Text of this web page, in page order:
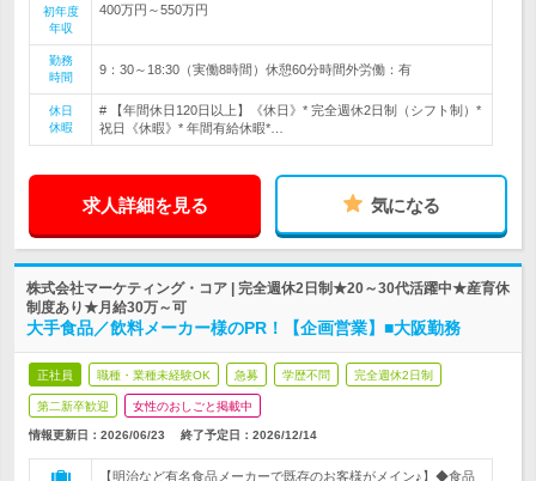
初年度
年収
400万円～550万円
勤務
時間
9：30～18:30（実働8時間）休憩60分時間外労働：有
休日
休暇
# 【年間休日120日以上】《休日》* 完全週休2日制（シフト制）*
祝日《休暇》* 年間有給休暇*…
求人詳細を見る 気になる
株式会社マーケティング・コア | 完全週休2日制★20～30代活躍中★産育休
制度あり★月給30万～可
大手食品／飲料メーカー様のPR！【企画営業】■大阪勤務
正社員 職種・業種未経験OK 急募 学歴不問 完全週休2日制
第二新卒歓迎 女性のおしごと掲載中
情報更新日：2026/06/23 終了予定日： 2026/12/14
【明治など有名食品メーカーで既存のお客様がメイン♪】◆食品